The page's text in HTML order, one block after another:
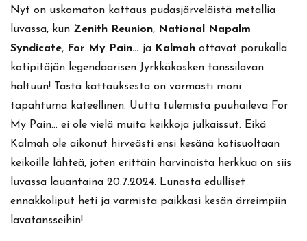
Nyt on uskomaton kattaus pudasjärveläistä metallia
luvassa, kun Zenith Reunion, National Napalm
Syndicate, For My Pain… ja Kalmah ottavat porukalla
kotipitäjän legendaarisen Jyrkkäkosken tanssilavan
haltuun! Tästä kattauksesta on varmasti moni
tapahtuma kateellinen. Uutta tulemista puuhaileva For
My Pain… ei ole vielä muita keikkoja julkaissut. Eikä
Kalmah ole aikonut hirveästi ensi kesänä kotisuoltaan
keikoille lähteä, joten erittäin harvinaista herkkua on siis
luvassa lauantaina 20.7.2024. Lunasta edulliset
ennakkoliput heti ja varmista paikkasi kesän ärreimpiin
lavatansseihin!